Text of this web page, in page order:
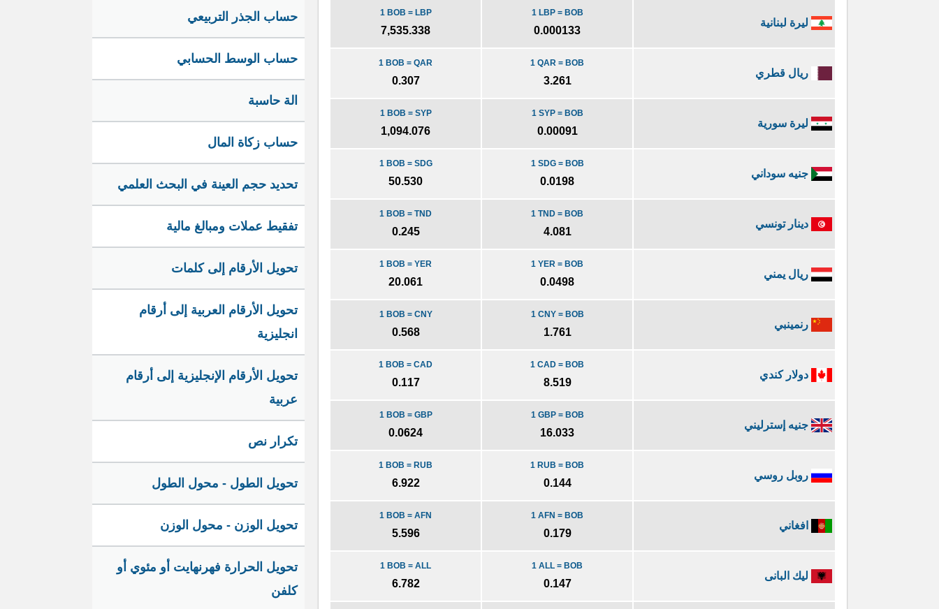
ليرة لبنانية
1 LBP = BOB
0.000133
1 BOB = LBP
7,535.338
ريال قطري
1 QAR = BOB
3.261
1 BOB = QAR
0.307
ليرة سورية
1 SYP = BOB
0.00091
1 BOB = SYP
1,094.076
جنيه سوداني
1 SDG = BOB
0.0198
1 BOB = SDG
50.530
دينار تونسي
1 TND = BOB
4.081
1 BOB = TND
0.245
ريال يمني
1 YER = BOB
0.0498
1 BOB = YER
20.061
رنمينبي
1 CNY = BOB
1.761
1 BOB = CNY
0.568
دولار كندي
1 CAD = BOB
8.519
1 BOB = CAD
0.117
جنيه إسترليني
1 GBP = BOB
16.033
1 BOB = GBP
0.0624
روبل روسي
1 RUB = BOB
0.144
1 BOB = RUB
6.922
افغاني
1 AFN = BOB
0.179
1 BOB = AFN
5.596
ليك البانى
1 ALL = BOB
0.147
1 BOB = ALL
6.782
حساب الجذر التربيعي
حساب الوسط الحسابي
الة حاسبة
حساب زكاة المال
تحديد حجم العينة في البحث العلمي
تفقيط عملات ومبالغ مالية
تحويل الأرقام إلى كلمات
تحويل الأرقام العربية إلى أرقام
انجليزية
تحويل الأرقام الإنجليزية إلى أرقام
عربية
تكرار نص
تحويل الطول - محول الطول
تحويل الوزن - محول الوزن
تحويل الحرارة فهرنهايت أو مئوي أو
كلفن